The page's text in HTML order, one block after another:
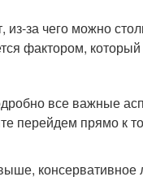
за чего можно
фактором,
все важные
перейдем прямо к
консервативное